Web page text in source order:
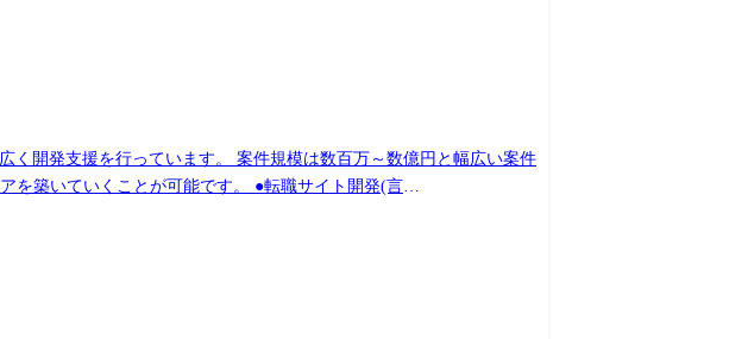
く開発支援を行っています。 案件規模は数百万～数億円と幅広い案件